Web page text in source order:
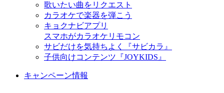
歌いたい曲をリクエスト
カラオケで楽器を弾こう
キョクナビアプリ
スマホがカラオケリモコン
サビだけを気持ちよく『サビカラ』
子供向けコンテンツ『JOYKIDS』
キャンペーン情報